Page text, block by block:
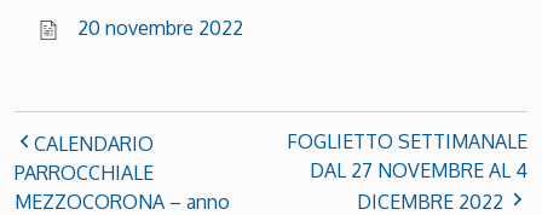
20 novembre 2022
CALENDARIO
PARROCCHIALE
MEZZOCORONA – anno
FOGLIETTO SETTIMANALE
DAL 27 NOVEMBRE AL 4
DICEMBRE 2022